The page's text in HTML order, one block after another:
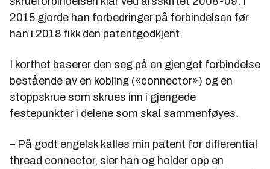
2015 gjorde han forbedringer på forbindelsen før
han i 2018 fikk den patentgodkjent.
I korthet baserer den seg på en gjenget forbindelse
bestående av en kobling («connector») og en
stoppskrue som skrues inn i gjengede
festepunkter i delene som skal sammenføyes.
– På godt engelsk kalles min patent for differential
thread connector, sier han og holder opp en